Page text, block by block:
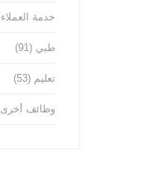
خدمة العملاء
طبي (91)
تعليم (53)
وظائف أخرى